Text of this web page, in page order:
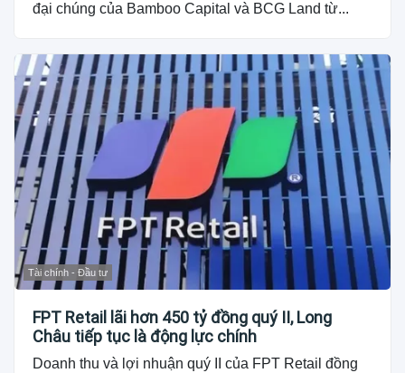
đại chúng của Bamboo Capital và BCG Land từ...
Tài chính - Đầu tư
FPT Retail lãi hơn 450 tỷ đồng quý II, Long
Châu tiếp tục là động lực chính
Doanh thu và lợi nhuận quý II của FPT Retail đồng